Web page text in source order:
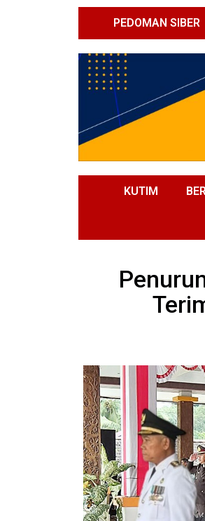
PEDOMAN SIBER
KUTIM